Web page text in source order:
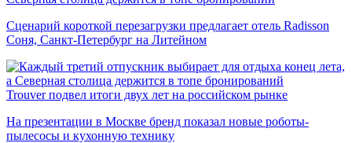
Сценарий короткой перезагрузки предлагает отель Radisson
Соня, Санкт-Петербург на Литейном
Trouver подвел итоги двух лет на российском рынке
На презентации в Москве бренд показал новые роботы-
пылесосы и кухонную технику